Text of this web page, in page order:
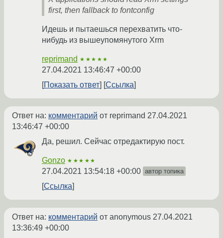
first, then fallback to fontconfig
Идешь и пытаешься перехватить что-
нибудь из вышеупомянутого Xrm
reprimand ★★★★★
27.04.2021 13:46:47 +00:00
Показать ответ
Ссылка
Ответ на: комментарий от reprimand 27.04.2021
13:46:47 +00:00
Да, решил. Сейчас отредактирую пост.
Gonzo ★★★★★
27.04.2021 13:54:18 +00:00 автор топика
Ссылка
Ответ на: комментарий от anonymous 27.04.2021
13:36:49 +00:00